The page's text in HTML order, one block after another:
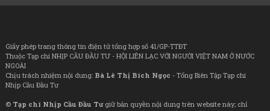
Giấy phép trang thông tin điện tử tổng hợp số 41/GP-TTĐT
Thuộc Tạp chí NHỊP CẦU ĐẦU TƯ - HỘI LIÊN LẠC VỚI NGƯỜI VIỆT NAM Ở NƯỚC
NGOÀI
Chịu trách nhiệm nội dung: Bà Lê Thị Bích Ngọc - Tổng Biên Tập Tạp chí
Nhịp Cầu Đầu Tư
© Tạp chí Nhịp Cầu Đầu Tưgiữ bản quyền nội dung trên website này; chỉ